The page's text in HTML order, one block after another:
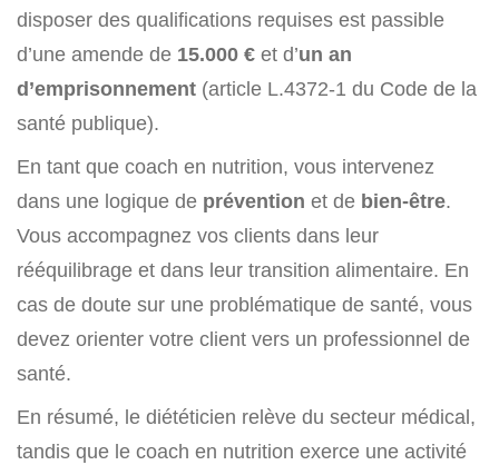
disposer des qualifications requises est passible
d’une amende de 15.000 € et d’un an
d’emprisonnement (article L.4372-1 du Code de la
santé publique).
En tant que coach en nutrition, vous intervenez
dans une logique de prévention et de bien-être.
Vous accompagnez vos clients dans leur
rééquilibrage et dans leur transition alimentaire. En
cas de doute sur une problématique de santé, vous
devez orienter votre client vers un professionnel de
santé.
En résumé, le diététicien relève du secteur médical,
tandis que le coach en nutrition exerce une activité